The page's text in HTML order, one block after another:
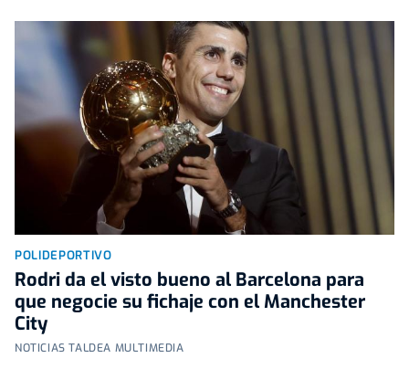
POLIDEPORTIVO
Rodri da el visto bueno al Barcelona para
que negocie su fichaje con el Manchester
City
NOTICIAS TALDEA MULTIMEDIA